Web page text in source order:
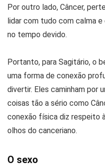
Por outro lado, Câncer,
lidar com tudo com calma
no tempo devido.
Portanto, para Sagitário, o
uma forma de conexão
divertir. Eles caminham por
coisas tão a sério como
conexão física diz respeito
olhos do canceriano.
O sexo